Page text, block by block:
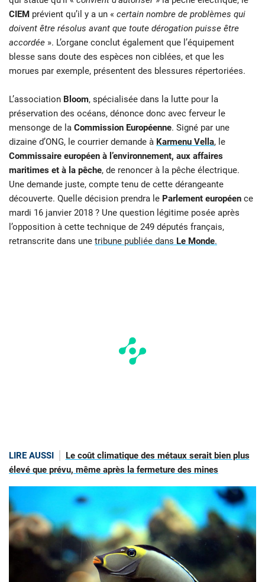
CIEM prévient qu’il y a un « certain nombre de problèmes qui
doivent être résolus avant que toute dérogation puisse être
accordée ». L’organe conclut également que l’équipement
blesse sans doute des espèces non ciblées, et que les
morues par exemple, présentent des blessures répertoriées.
L’association Bloom, spécialisée dans la lutte pour la
préservation des océans, dénonce donc avec ferveur le
mensonge de la Commission Européenne. Signé par une
dizaine d’ONG, le courrier demande à Karmenu Vella, le
Commissaire européen à l’environnement, aux affaires
maritimes et à la pêche, de renoncer à la pêche électrique.
Une demande juste, compte tenu de cette dérangeante
découverte. Quelle décision prendra le Parlement européen ce
mardi 16 janvier 2018 ? Une question légitime posée après
l’opposition à cette technique de 249 députés français,
retranscrite dans une tribune publiée dans Le Monde.
LIRE AUSSI
Le coût climatique des métaux serait bien plus
élevé que prévu, même après la fermeture des mines